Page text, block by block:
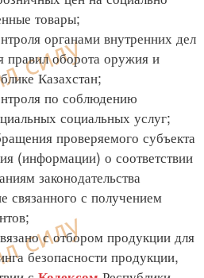
товары;
органами внутренних дел
правил оборота оружия и
Казахстан;
по соблюдению
социальных услуг;
проверяемого субъекта
(информации) о соответствии
законодательства
связанного с получением
с отбором продукции для
безопасности продукции,